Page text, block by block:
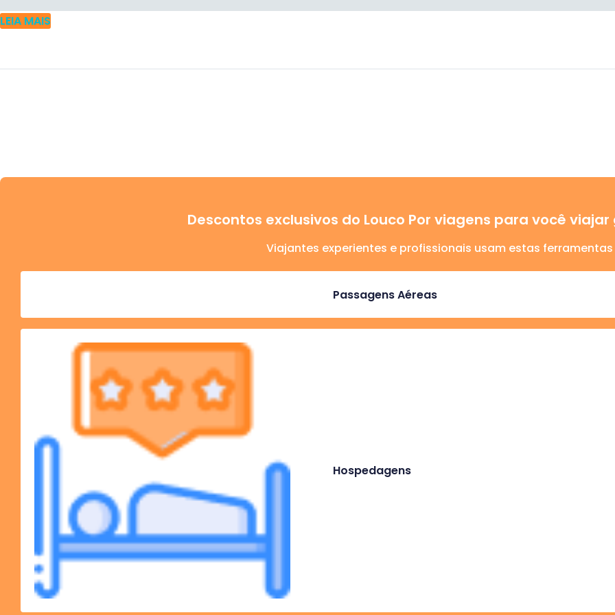
LEIA MAIS
Descontos exclusivos do Louco Por viagens para você
Viajantes experientes e profissionais usam estas
Passagens Aéreas
Hospedagens